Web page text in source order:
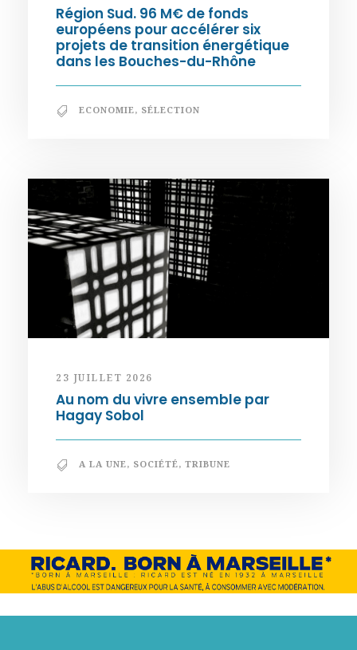
Région Sud. 96 M€ de fonds
européens pour accélérer six
projets de transition énergétique
dans les Bouches-du-Rhône
ECONOMIE, SÉLECTION
23 JUILLET 2026
Au nom du vivre ensemble par
Hagay Sobol
A LA UNE, SOCIÉTÉ, TRIBUNE